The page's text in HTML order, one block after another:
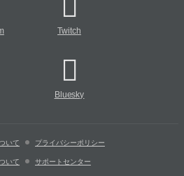
Twitch
Bluesky
いて プライバシーポリシー
いて サポートセンター